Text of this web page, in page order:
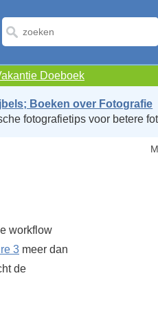
Doeboek
Boeken over Fotografie
fotografietips voor betere
workflow
3 meer dan
de